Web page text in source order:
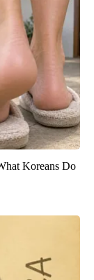
Koreans Do